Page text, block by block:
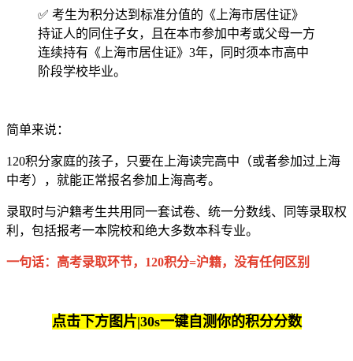
✅ 考生为积分达到标准分值的《上海市居住证》
持证人的同住子女，且在本市参加中考或父母一方
连续持有《上海市居住证》3年，同时须本市高中
阶段学校毕业。
简单来说：
120积分家庭的孩子，只要在上海读完高中（或者参加过上海
中考），就能正常报名参加上海高考。
录取时与沪籍考生共用同一套试卷、统一分数线、同等录取权
利，包括报考一本院校和绝大多数本科专业。
一句话：高考录取环节，120积分=沪籍，没有任何区别
点击下方图片|30s一键自测你的积分分数